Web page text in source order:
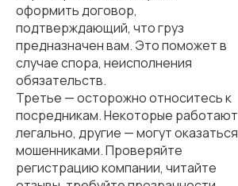
оформить договор,
подтверждающий, что груз
предназначен вам. Это поможет в
случае спора, неисполнения
обязательств.
Третье — осторожно относитесь к
посредникам. Некоторые работают
легально, другие — могут оказаться
мошенниками. Проверяйте
регистрацию компании, читайте